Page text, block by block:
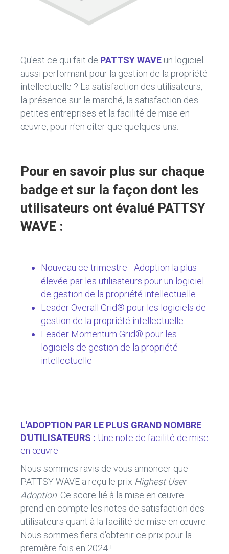
Qu'est ce qui fait de PATTSY WAVE un logiciel
aussi performant pour la gestion de la propriété
intellectuelle ? La satisfaction des utilisateurs,
la présence sur le marché, la satisfaction des
petites entreprises et la facilité de mise en
œuvre, pour n'en citer que quelques-uns.
Pour en savoir plus sur chaque
badge et sur la façon dont les
utilisateurs ont évalué PATTSY
WAVE :
Nouveau ce trimestre - Adoption la plus
élevée par les utilisateurs pour un logiciel
de gestion de la propriété intellectuelle
Leader Overall Grid® pour les logiciels de
gestion de la propriété intellectuelle
Leader Momentum Grid® pour les
logiciels de gestion de la propriété
intellectuelle
L'ADOPTION PAR LE PLUS GRAND NOMBRE
D'UTILISATEURS : Une note de facilité de mise
en œuvre
Nous sommes ravis de vous annoncer que
PATTSY WAVE a reçu le prix Highest User
Adoption. Ce score lié à la mise en œuvre
prend en compte les notes de satisfaction des
utilisateurs quant à la facilité de mise en œuvre.
Nous sommes fiers d'obtenir ce prix pour la
première fois en 2024 !